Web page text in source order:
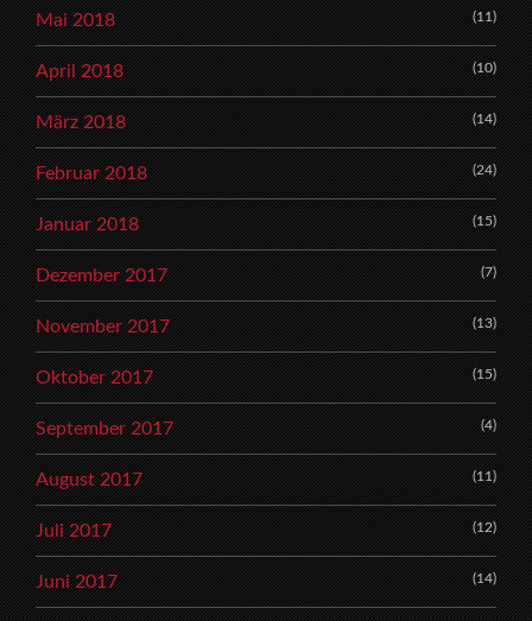
Mai 2018 (11)
April 2018 (10)
März 2018 (14)
Februar 2018 (24)
Januar 2018 (15)
Dezember 2017 (7)
November 2017 (13)
Oktober 2017 (15)
September 2017 (4)
August 2017 (11)
Juli 2017 (12)
Juni 2017 (14)